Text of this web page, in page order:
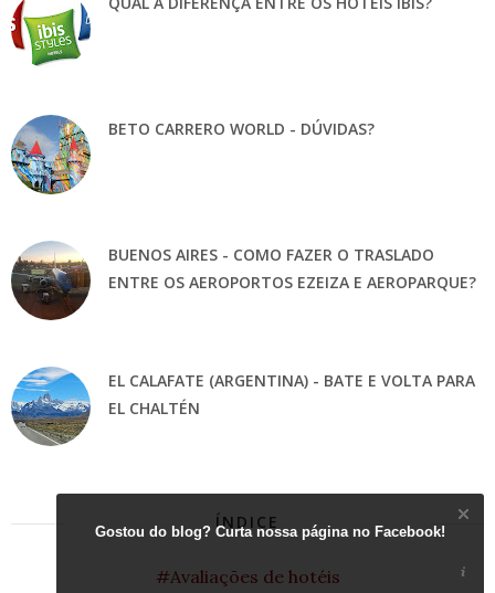
BETO CARRERO WORLD - DÚVIDAS?
BUENOS AIRES - COMO FAZER O TRASLADO
ENTRE OS AEROPORTOS EZEIZA E AEROPARQUE?
EL CALAFATE (ARGENTINA) - BATE E VOLTA PARA
EL CHALTÉN
ÍNDICE
#Avaliações de hotéis
Gostou do blog? Curta nossa página no Facebook!